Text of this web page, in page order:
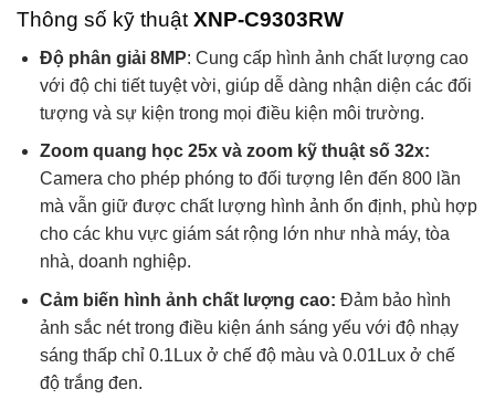
Thông số kỹ thuật XNP-C9303RW
Độ phân giải 8MP: Cung cấp hình ảnh chất lượng cao
với độ chi tiết tuyệt vời, giúp dễ dàng nhận diện các đối
tượng và sự kiện trong mọi điều kiện môi trường.
Zoom quang học 25x và zoom kỹ thuật số 32x:
Camera cho phép phóng to đối tượng lên đến 800 lần
mà vẫn giữ được chất lượng hình ảnh ổn định, phù hợp
cho các khu vực giám sát rộng lớn như nhà máy, tòa
nhà, doanh nghiệp.
Cảm biến hình ảnh chất lượng cao: Đảm bảo hình
ảnh sắc nét trong điều kiện ánh sáng yếu với độ nhạy
sáng thấp chỉ 0.1Lux ở chế độ màu và 0.01Lux ở chế
độ trắng đen.